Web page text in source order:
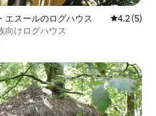
エスールのログハウス レビュー5
4.2 (5)
向けログハウス